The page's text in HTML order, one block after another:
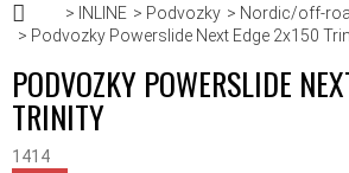
DomůINLINE Podvozky
Nordic/off-
Podvozky Powerslide Next Edge 2x150
PODVOZKY POWERSLIDE
TRINITY
1414